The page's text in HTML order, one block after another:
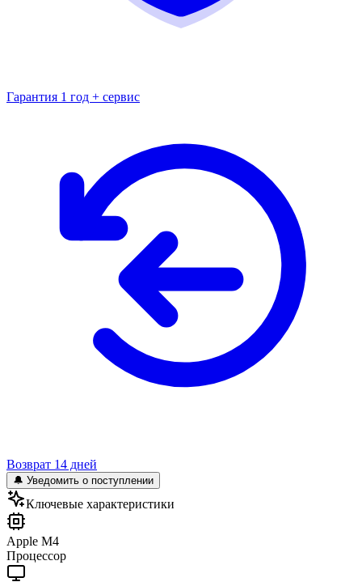
Гарантия 1 год + сервис
Возврат 14 дней
🔔 Уведомить о поступлении
Ключевые характеристики
Apple M4
Процессор